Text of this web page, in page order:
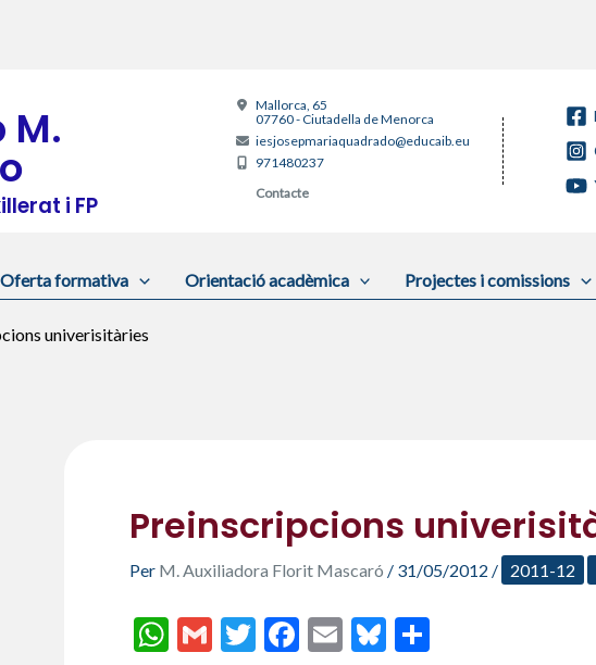
M.
i FP
Mallorca, 65
07760 - Ciutadella de Menorca
iesjosepmariaquadrado@educaib.eu
971480237
Contacte
Oferta formativa Orientació acadèmica Projectes i comissions
univerisitàries
Preinscripcions
Per M. Auxiliadora Florit Mascaró / 31/05/2012 / 2011-12
WG T F E Bl C